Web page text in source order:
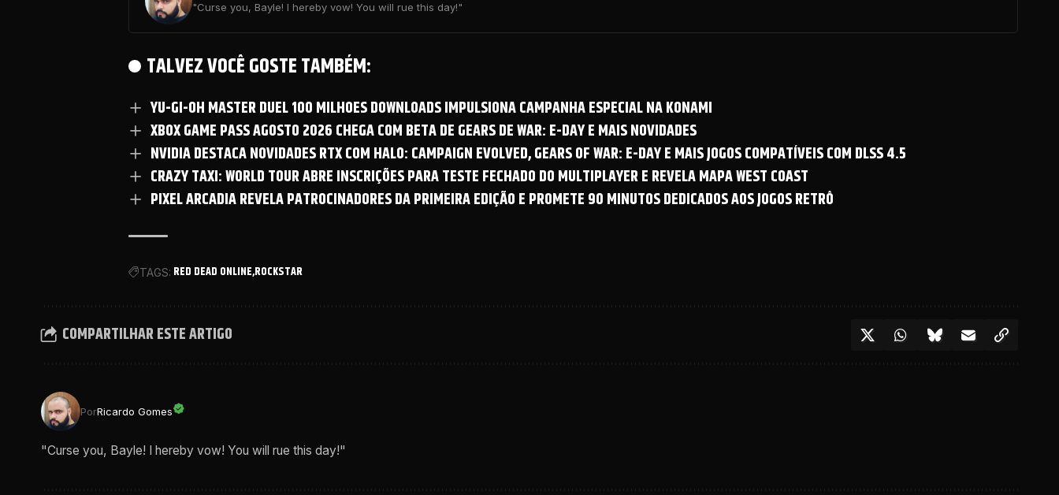
"Curse you, Bayle! I hereby vow! You will rue this day!"
TALVEZ VOCÊ GOSTE TAMBÉM:
YU-GI-OH MASTER DUEL 100 MILHOES DOWNLOADS IMPULSIONA CAMPANHA ESPECIAL NA KONAMI
XBOX GAME PASS AGOSTO 2026 CHEGA COM BETA DE GEARS DE WAR: E-DAY E MAIS NOVIDADES
NVIDIA DESTACA NOVIDADES RTX COM HALO: CAMPAIGN EVOLVED, GEARS OF WAR: E-DAY E MAIS JOGOS COMPATÍVEIS COM DLSS 4.5
CRAZY TAXI: WORLD TOUR ABRE INSCRIÇÕES PARA TESTE FECHADO DO MULTIPLAYER E REVELA MAPA WEST COAST
PIXEL ARCADIA REVELA PATROCINADORES DA PRIMEIRA EDIÇÃO E PROMETE 90 MINUTOS DEDICADOS AOS JOGOS RETRÔ
TAGS: RED DEAD ONLINE ROCKSTAR
COMPARTILHAR ESTE ARTIGO
PorRicardo Gomes
"Curse you, Bayle! I hereby vow! You will rue this day!"